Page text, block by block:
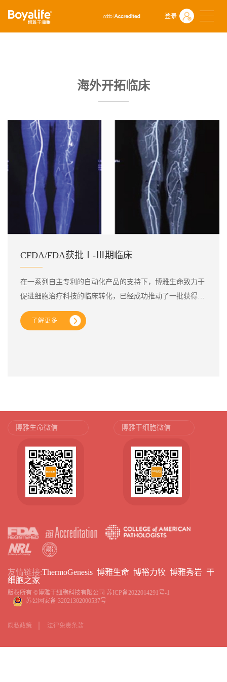
登录
首页 独特优势 博雅临床项目 海外开拓临床
海外开拓临床
CFDA/FDA获批Ⅰ-Ⅲ期临床
在一系列自主专利的自动化产品的支持下，博雅生命致力于
促进细胞治疗科技的临床转化，已经成功推动了一批获得
FDA审批的Ⅰ-Ⅲ期临床项目，促进细胞治疗科技更快上市
应用，真正造福患者。
了解更多
博雅生命微信 博雅干细胞微信
友情链接:ThermoGenesis 博雅生命 博裕力牧 博雅秀岩 干
细胞之家
版权所有 ©博雅干细胞科技有限公司 苏ICP备2022014291号-1
苏公网安备 32021302000537号
隐私政策 法律免责条款